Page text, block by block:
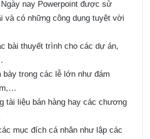
nay Powerpoint được sử
và có những công dụng tuyệt vời
bài thuyết trình cho các dự án,
bày trong các lễ lớn như đám
tài liệu bán hàng hay các chương
mục đích cá nhân như lập các